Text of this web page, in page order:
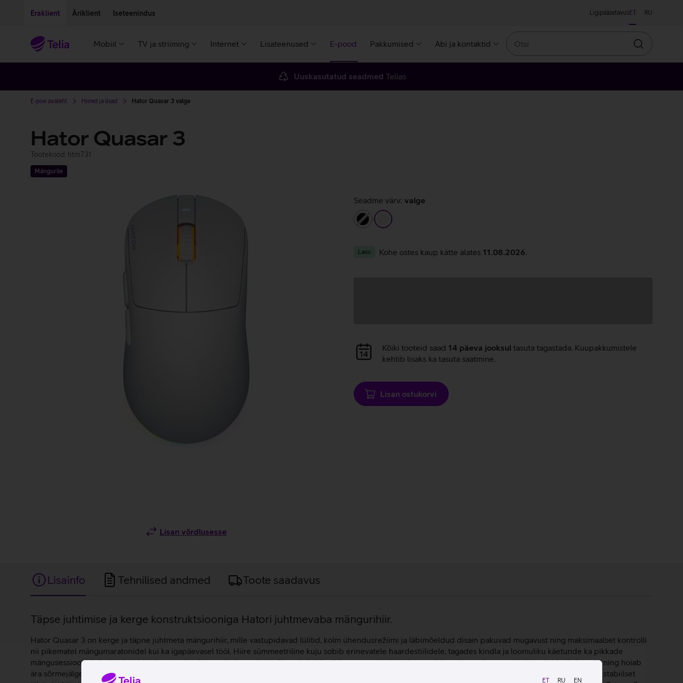
ET RU EN
Eraklient Äriklient Iseteenindus LigipääsetavusET RU
Mobiil TV ja striiming Internet Lisateenused E-pood Pakkumised Abi ja kontaktid
Otsin
Uuskasutatud seadmed Telias
E-poe avaleht Hiired ja lisad Hator Quasar 3 valge
Hator Quasar 3
Tootekood: htm731
Mängurile
Lisan võrdlusesse
Seadme värv: valge
must
valge
Laos Kohe ostes kaup kätte alates 11.08.2026
Andmete
laadimine
Kõiki tooteid saad 14 päeva jooksul tasuta tagastada. Kuupakkumistele
kehtib lisaks ka tasuta saatmine.
Lisan ostukorvi
Lisainfo Tehnilised andmed Toote saadavus
Lisainfo
Täpse juhtimise ja kerge konstruktsiooniga Hatori juhtmevaba mängurihiir.
Hator Quasar 3 on kerge ja täpne juhtmeta mängurihiir, mille vastupidavad lülitid, kolm ühendusrežiimi ja läbimõeldud disain pakuvad mugavust ning maksimaalset kontrolli
nii pikematel mängumaratonidel kui ka igapäevasel tööl. Hiire sümmeetriline kuju sobib erinevatele haardestiilidele, tagades kindla ja loomuliku käetunde ka pikkade
mängusessioonide jooksul. Vaid 64-grammine konstruktsioon aitab vähendada käeväsimust, samal ajal kui vastupidav tekstuurkattega pind tagab kindla haarde ning hoiab
ära sõrmejälgede tekkimise. Hiire südameks on PixArt PMW3311 optiline sensor, mis pakub kuni 12000 dpi tundlikkust ja 35G kiirendust, võimaldades täpset ja stabiilset